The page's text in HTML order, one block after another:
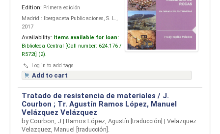
Edition: Primera edición
Madrid : Ibergaceta Publicaciones, S. L.,
2017
Availability:
Items available for loan:
Biblioteca Central [ Call number: 624.176 /
R572t] (2).
Log in to add tags.
Add to cart
Tratado de resistencia de materiales / J.
Courbon ; Tr. Agustín Ramos López, Manuel
Velázquez Velázquez
by Courbon, J | Ramos López, Agustín [traducción] | Velazquez
Velazquez, Manuel [traducción] .